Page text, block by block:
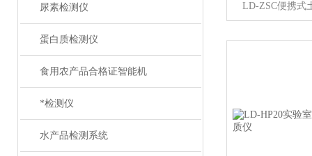
尿素检测仪
蛋白质检测仪
食用农产品合格证智能机
*检测仪
水产品检测系统
LD-ZSC便携式